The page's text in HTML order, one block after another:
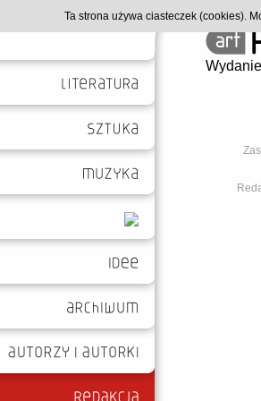
Ta strona używa ciasteczek (cookies).